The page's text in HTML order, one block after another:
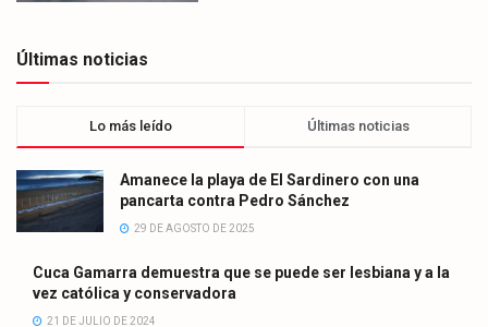
Últimas noticias
Lo más leído Últimas noticias
Amanece la playa de El Sardinero con una
pancarta contra Pedro Sánchez
29 DE AGOSTO DE 2025
Cuca Gamarra demuestra que se puede ser lesbiana y a la
vez católica y conservadora
21 DE JULIO DE 2024